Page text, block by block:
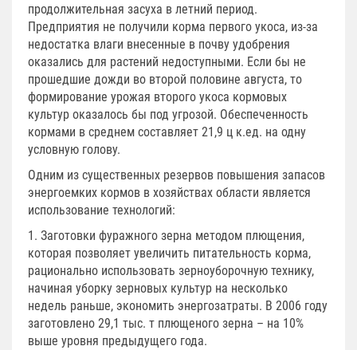
продолжительная засуха в летний период.
Предприятия не получили корма первого укоса, из-за
недостатка влаги внесенные в почву удобрения
оказались для растений недоступными. Если бы не
прошедшие дожди во второй половине августа, то
формирование урожая второго укоса кормовых
культур оказалось бы под угрозой. Обеспеченность
кормами в среднем составляет 21,9 ц к.ед. на одну
условную голову.
Одним из существенных резервов повышения запасов
энергоемких кормов в хозяйствах области является
использование технологий:
1. Заготовки фуражного зерна методом плющения,
которая позволяет увеличить питательность корма,
рационально использовать зерноуборочную технику,
начиная уборку зерновых культур на несколько
недель раньше, экономить энергозатраты. В 2006 году
заготовлено 29,1 тыс. т плющеного зерна – на 10%
выше уровня предыдущего года.